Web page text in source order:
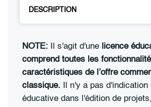
DESCRIPTION
NOTE: Il s'agit d'une licence
comprend toutes les
caractéristiques de l’offre
classique. Il n'y a pas
éducative dans l'édition de